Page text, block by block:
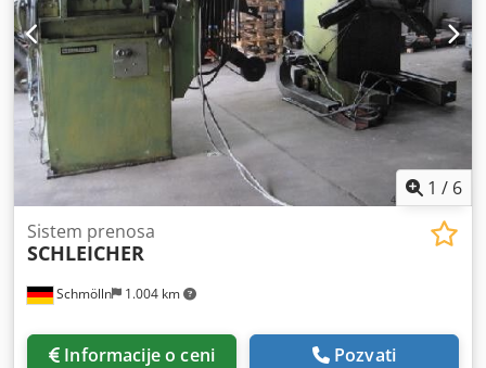
1 / 6
Schmölln 1.004 km
Sistem prenosa
SCHLEICHER
Informacije o ceni Pozvati